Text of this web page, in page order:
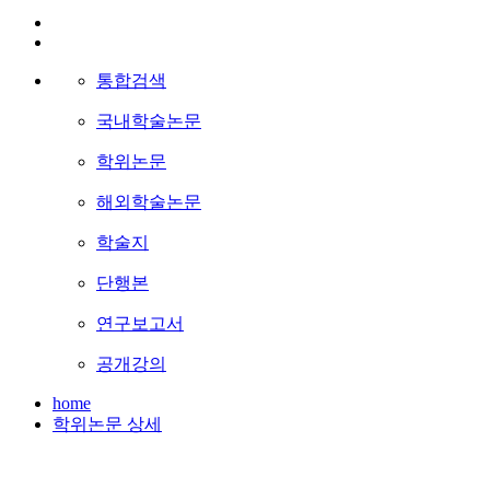
통합검색
국내학술논문
학위논문
해외학술논문
학술지
단행본
연구보고서
공개강의
home
학위논문 상세